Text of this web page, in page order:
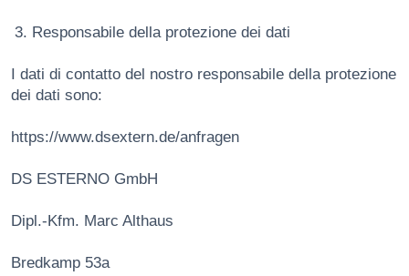
Responsabile della protezione dei dati
I dati di contatto del nostro responsabile della protezione
dei dati sono:
https://www.dsextern.de/anfragen
DS ESTERNO GmbH
Dipl.-Kfm. Marc Althaus
Bredkamp 53a